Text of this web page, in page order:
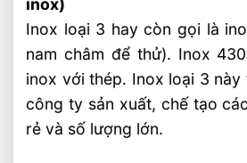
inox)
Inox loại 3 hay còn gọi là
nam châm để thử). Inox
inox với thép. Inox loại 3
công ty sản xuất, chế tạo
rẻ và số lượng lớn.